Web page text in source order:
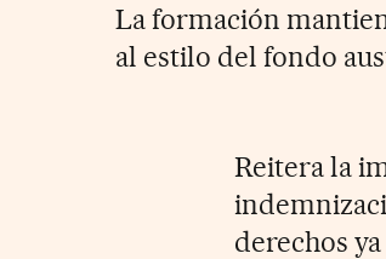
La formación
al estilo del fondo
Reitera la
derechos